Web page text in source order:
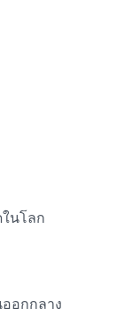
นโลก
อกกลาง